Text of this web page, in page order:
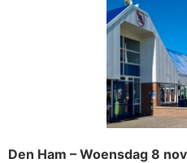
Den Ham – Woensdag 8